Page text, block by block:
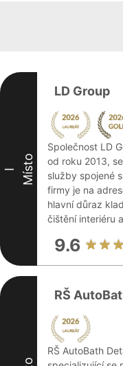
I Místo
LD Group
Společnost LD
od roku 2013,
služby spojené
firmy je na
hlavní důraz
čištění interiéru
9.6
RŠ
RŠ AutoBath